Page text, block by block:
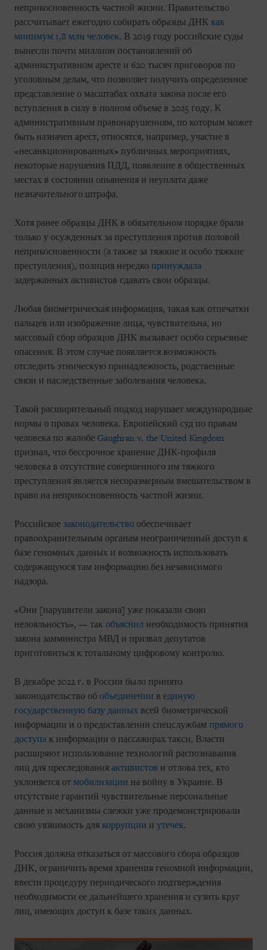
неприкосновенность частной жизни. Правительство
рассчитывает ежегодно собирать образцы ДНК как
минимум 1,8 млн человек. В 2019 году российские суды
вынесли почти миллион постановлений об
административном аресте и 620 тысяч приговоров по
уголовным делам, что позволяет получить определенное
представление о масштабах охвата закона после его
вступления в силу в полном объеме в 2025 году. К
административным правонарушениям, по которым может
быть назначен арест, относятся, например, участие в
«несанкционированных» публичных мероприятиях,
некоторые нарушения ПДД, появление в общественных
местах в состоянии опьянения и неуплата даже
незначительного штрафа.
Хотя ранее образцы ДНК в обязательном порядке брали
только у осужденных за преступления против половой
неприкосновенности (а также за тяжкие и особо тяжкие
преступления), полиция нередко принуждала
задержанных активистов сдавать свои образцы.
Любая биометрическая информация, такая как отпечатки
пальцев или изображение лица, чувствительна, но
массовый сбор образцов ДНК вызывает особо серьезные
опасения. В этом случае появляется возможность
отследить этническую принадлежность, родственные
связи и наследственные заболевания человека.
Такой расширительный подход нарушает международные
нормы о правах человека. Европейский суд по правам
человека по жалобе Gaughran v. the United Kingdom
признал, что бессрочное хранение ДНК-профиля
человека в отсутствие совершенного им тяжкого
преступления является несоразмерным вмешательством в
право на неприкосновенность частной жизни.
Российское законодательство обеспечивает
правоохранительным органам неограниченный доступ к
базе геномных данных и возможность использовать
содержащуюся там информацию без независимого
надзора.
«Они [нарушители закона] уже показали свою
нелояльность», — так объяснил необходимость принятия
закона замминистра МВД и призвал депутатов
приготовиться к тотальному цифровому контролю.
В декабре 2022 г. в России было принято
законодательство об объединении в единую
государственную базу данных всей биометрической
информации и о предоставлении спецслужбам прямого
доступа к информации о пассажирах такси. Власти
расширяют использование технологий распознавания
лиц для преследования активистов и отлова тех, кто
уклоняется от мобилизации на войну в Украине. В
отсутствие гарантий чувствительные персональные
данные и механизмы слежки уже продемонстрировали
свою уязвимость для коррупции и утечек.
Россия должна отказаться от массового сбора образцов
ДНК, ограничить время хранения геномной информации,
ввести процедуру периодического подтверждения
необходимости ее дальнейшего хранения и сузить круг
лиц, имеющих доступ к базе таких данных.